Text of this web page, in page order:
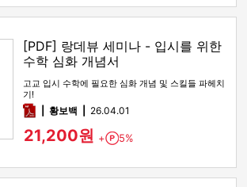
[PDF] 랑데뷰 세미나 - 입시를 위한
수학 심화 개념서
고교 입시 수학에 필요한 심화 개념 및 스킬들 파헤치
기!
pdf황보백 26.04.01
21,200원 + Point
5%